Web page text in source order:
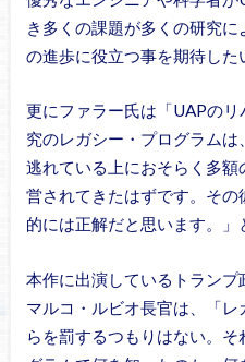
き多くの課題が多くの研究
の進歩に役立つ事を期待した
更にファラー氏は「UAPの
究のレガシー・プログラム
逃れている上におそらく多
営されてきたはずです。そ
的には正解だと思います。」
本作に出演しているトラン
マルコ・ルビオ長官は、「
らを罰するつもりはない。